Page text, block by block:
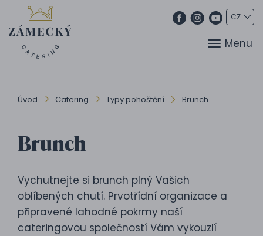
Menu
Úvod Catering Typy pohoštění Brunch
Brunch
Vychutnejte si brunch plný Vašich
oblíbených chutí. Prvotřídní organizace a
připravené lahodné pokrmy naší
cateringovou společností Vám vykouzlí